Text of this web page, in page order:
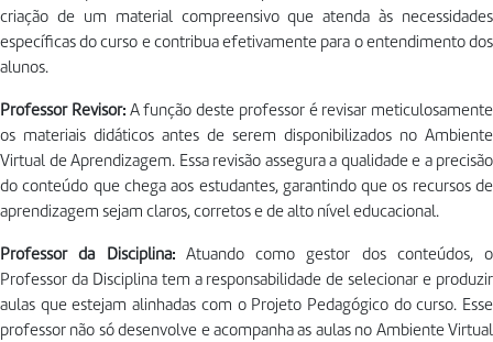
criação de um material compreensivo que atenda às necessidades
específicas do curso e contribua efetivamente para o entendimento dos
alunos.
Professor Revisor:A função deste professor é revisar meticulosamente
os materiais didáticos antes de serem disponibilizados no Ambiente
Virtual de Aprendizagem. Essa revisão assegura a qualidade e a precisão
do conteúdo que chega aos estudantes, garantindo que os recursos de
aprendizagem sejam claros, corretos e de alto nível educacional.
Professor da Disciplina:Atuando como gestor dos conteúdos, o
Professor da Disciplina tem a responsabilidade de selecionar e produzir
aulas que estejam alinhadas com o Projeto Pedagógico do curso. Esse
professor não só desenvolve e acompanha as aulas no Ambiente Virtual